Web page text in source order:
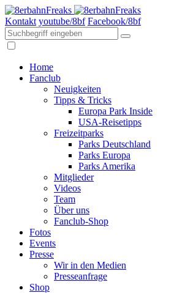
Kontakt youtube/8bf Facebook/8bf
Home
Fanclub
Neuigkeiten
Tipps & Tricks
Europa Park Inside
USA-Reisetipps
Freizeitparks
Parks Deutschland
Parks Europa
Parks Amerika
Mitglieder
Videos
Team
Über uns
Fanclub-Shop
Fotos
Events
Presse
Wir in den Medien
Presseanfrage
Shop